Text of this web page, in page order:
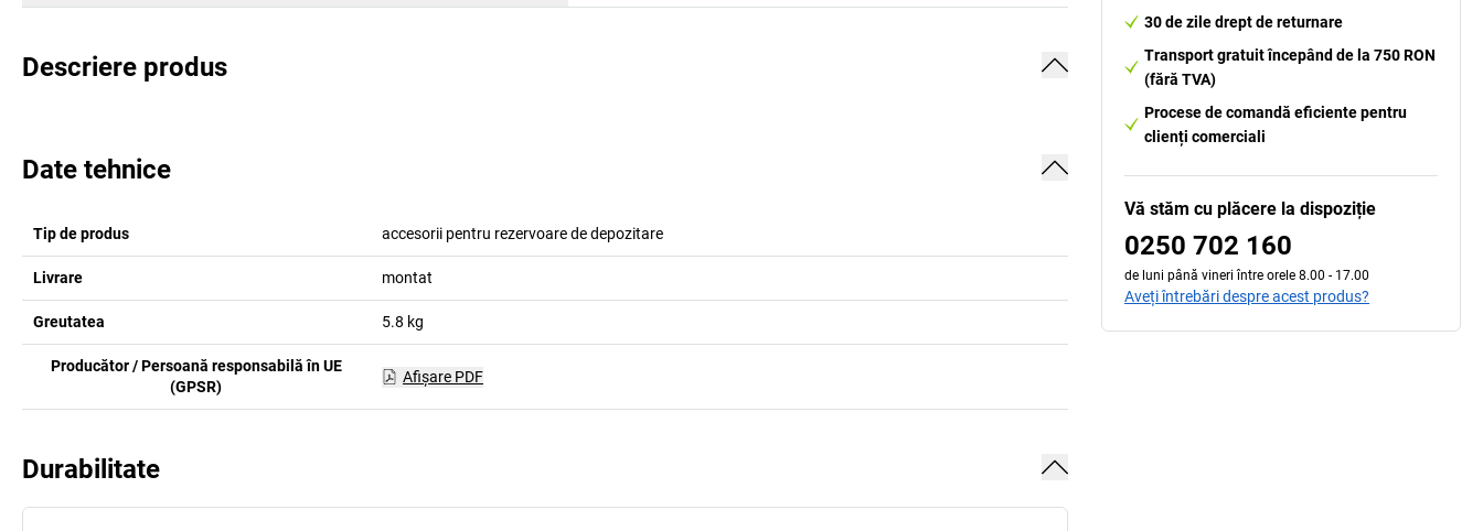
Descriere produs
Date tehnice
Tip de produs accesorii pentru rezervoare de depozitare
Livrare montat
Greutatea 5.8 kg
Producător / Persoană responsabilă în UE
(GPSR)
Afişare PDF
Durabilitate
30 de zile drept de returnare
Transport gratuit începând de la 750 RON
(fără TVA)
Procese de comandă eficiente pentru
clienți comerciali
Vă stăm cu plăcere la dispoziție
0250 702 160
de luni până vineri între orele 8.00 - 17.00
Aveți întrebări despre acest produs?